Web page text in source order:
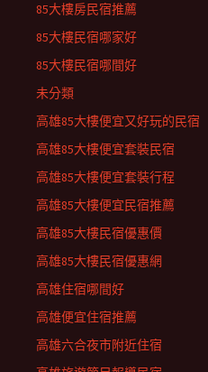
85大樓房民宿推薦
85大樓民宿哪家好
85大樓民宿哪間好
未分類
高雄85大樓便宜又好玩的民宿
高雄85大樓便宜套裝民宿
高雄85大樓便宜套裝行程
高雄85大樓便宜民宿推薦
高雄85大樓民宿優惠價
高雄85大樓民宿優惠網
高雄住宿哪間好
高雄便宜住宿推薦
高雄六合夜市附近住宿